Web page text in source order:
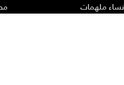
نساء ملهمات